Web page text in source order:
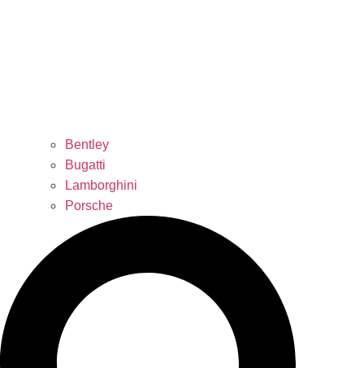
Bentley
Bugatti
Lamborghini
Porsche